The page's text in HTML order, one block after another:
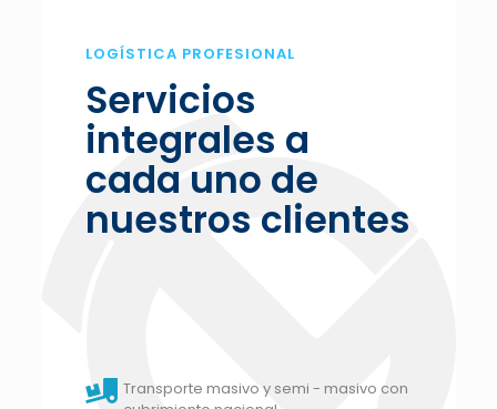
LOGÍSTICA PROFESIONAL
Servicios
integrales a
cada uno de
nuestros clientes
Transporte masivo y semi - masivo con